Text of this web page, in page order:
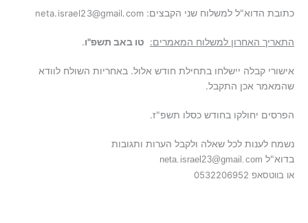
כתובת הדוא"ל למשלוח שני הקבצים: neta.israel23@gmail.com
התאריך האחרון למשלוח המאמרים: טו באב תשפ"ו.
אישורי קבלה יישלחו בתחילת חודש אלול. באחריות השולח לוודא
שהמאמר אכן התקבל.
הפרסים יחולקו בחודש כסלו תשפ"ז.
נשמח לענות לכל שאלה ולקבל הערות ותגובות
בדוא"ל neta.israel23@gmail.com
או בווטסאפ 0532206952